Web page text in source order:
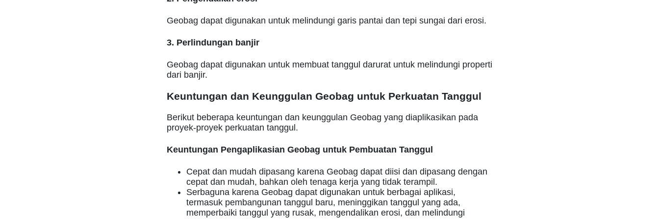
Geobag dapat digunakan untuk melindungi garis pantai dan tepi sungai dari erosi.
3. Perlindungan banjir
Geobag dapat digunakan untuk membuat tanggul darurat untuk melindungi properti
dari banjir.
Keuntungan dan Keunggulan Geobag untuk Perkuatan Tanggul
Berikut beberapa keuntungan dan keunggulan Geobag yang diaplikasikan pada
proyek-proyek perkuatan tanggul.
Keuntungan Pengaplikasian Geobag untuk Pembuatan Tanggul
Cepat dan mudah dipasang karena Geobag dapat diisi dan dipasang dengan
cepat dan mudah, bahkan oleh tenaga kerja yang tidak terampil.
Serbaguna karena Geobag dapat digunakan untuk berbagai aplikasi,
termasuk pembangunan tanggul baru, meninggikan tanggul yang ada,
memperbaiki tanggul yang rusak, mengendalikan erosi, dan melindungi